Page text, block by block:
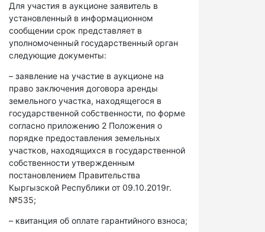
Для участия в аукционе заявитель в
установленный в информационном
сообщении срок представляет в
уполномоченный государственный орган
следующие документы:
– заявление на участие в аукционе на
право заключения договора аренды
земельного участка, находящегося в
государственной собственности, по форме
согласно приложению 2 Положения о
порядке предоставления земельных
участков, находящихся в государственной
собственности утвержденным
постановлением Правительства
Кыргызской Республики от 09.10.2019г.
№535;
– квитанция об оплате гарантийного взноса;